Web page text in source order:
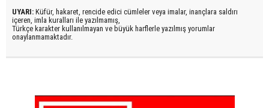
UYARI: Küfür, hakaret, rencide edici cümleler veya imalar, inançlara saldırı
içeren, imla kuralları ile yazılmamış,
Türkçe karakter kullanılmayan ve büyük harflerle yazılmış yorumlar
onaylanmamaktadır.